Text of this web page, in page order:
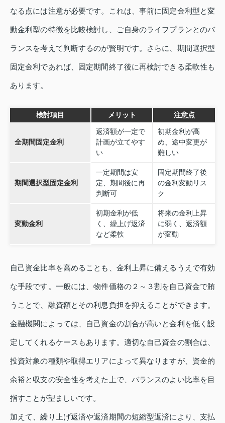
なる点には注意が必要です。これは、事前に固定金利型と変
動金利型の特徴を比較検討し、ご自身のライフプランとのバ
ランスを考えて判断するのが賢明です。さらに、期間選択型
固定金利であれば、固定期間終了後に再検討できる柔軟性も
あります。
検討項目 メリット 注意点
全期間固定金利
返済額が一定で
計画が立てやす
い
初期金利が高
め、途中変更が
難しい
期間選択型固定金利
一定期間は安
定、期間後に再
判断可
固定期間終了後
の金利変動リス
ク
変動金利
初期金利が低
く、繰上げ返済
など柔軟
将来の金利上昇
に弱く、返済額
が変動
自己資金比率を高めることも、金利上昇に備えるうえで有効
な手段です。一般には、物件価格の２～３割を自己資金で賄
うことで、融資額とその利息負担を抑えることができます。
金融機関によっては、自己資金の割合が高いと金利を低く設
定してくれるケースもあります。適切な自己資金の割合は、
投資対象の種類や取得エリアによって異なりますが、資金的
余裕と収支の安全性を考えた上で、バランスのよい比率を目
指すことが望ましいです。
加えて、繰り上げ返済や返済期間の短縮型返済により、支払